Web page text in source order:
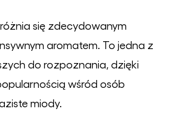
się zdecydowanym
aromatem. To jedna z
do rozpoznania, dzięki
wśród osób
miody.